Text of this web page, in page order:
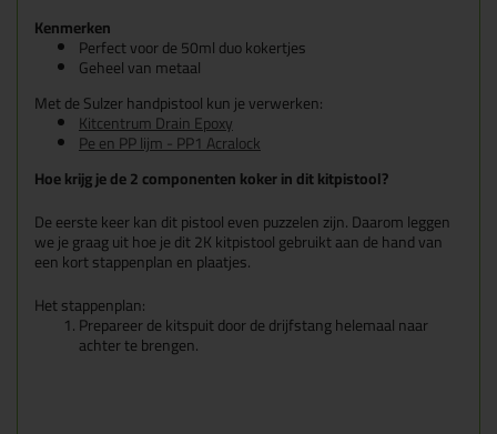
Kenmerken
Perfect voor de 50ml duo kokertjes
Geheel van metaal
Met de Sulzer handpistool kun je verwerken:
Kitcentrum Drain Epoxy
Pe en PP lijm - PP1 Acralock
Hoe krijg je de 2 componenten koker in dit kitpistool?
De eerste keer kan dit pistool even puzzelen zijn. Daarom leggen
we je graag uit hoe je dit 2K kitpistool gebruikt aan de hand van
een kort stappenplan en plaatjes.
Het stappenplan:
Prepareer de kitspuit door de drijfstang helemaal naar
achter te brengen.